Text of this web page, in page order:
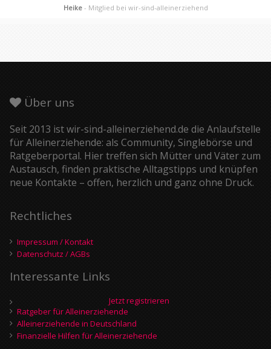
Heike - Mitglied bei wir-sind-alleinerziehend
Über uns
Seit 2013 ist wir-sind-alleinerziehend.de die Anlaufstelle
für Alleinerziehende: als Community, Singlebörse und
Ratgeberportal. Hier treffen sich Mütter und Väter zum
Austausch, finden praktische Alltagstipps und knüpfen
neue Kontakte – offen, herzlich und ganz ohne Druck.
Rechtliches
Impressum / Kontakt
Datenschutz / AGBs
Interessante Links
Jetzt registrieren
Ratgeber für Alleinerziehende
Alleinerziehende in Deutschland
Finanzielle Hilfen für Alleinerziehende